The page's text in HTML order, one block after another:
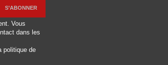
Vous
dans les
politique de